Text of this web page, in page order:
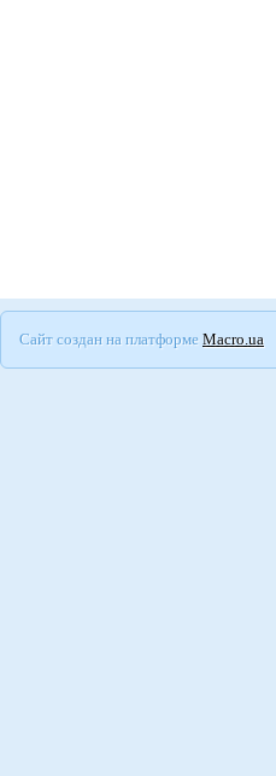
Сайт создан на платформе Macro.ua